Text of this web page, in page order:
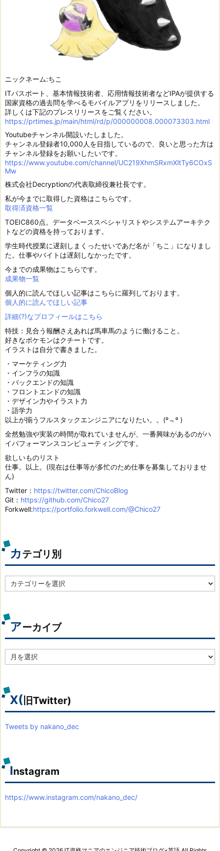
ニックネーム:ちこ
ITパスポート、基本情報技術者、応用情報技術者などIPAが提供する
国家資格の過去問を学べるモバイルアプリをリリースしました。
詳しくは下記のプレスリリースをご覧ください。
https://prtimes.jp/main/html/rd/p/000000008.000073303.html
Youtubeチャンネル開設いたしました。
チャンネル登録者10,000人を目指しているので、良いと思った方は
チャンネル登録をお願いしたいです。
https://www.youtube.com/channel/UC219XhmSRxmXltTy6COxS
Mw
株式会社Decryptionの代表取締役兼社長です。
私が今までに取得した資格はこちらです。
取得済資格一覧
TOEIC860点。データベーススペシャリストやシステムアーキテク
トなどの資格を持っております。
学生時代授業に遅刻しまくったせいであだ名が「ちこ」になりまし
た。仕事やバイトは遅刻しなかったです。
今までの成果物はこちらです。
成果物一覧
個人的に読んでほしい記事はこちらに羅列しております。
個人的に読んでほしい記事
詳細(?)なプロフィールはこちら
特技：見合う報酬さえあれば馬車馬のように働けること。
好きなポケモンはクチートです。
イラストは自分で書きました。
・マーケティング力
・インフラの知識
・バックエンドの知識
・フロントエンドの知識
・デザイン力やイラスト力
・語学力
以上が揃うフルスタックエンジニアになりたい。。(º﹃º )
全然勉強や実装の時間が取れていませんが、一番興味があるのがハ
イパフォーマンスコンピューティングです。
欲しいものリスト
仕事。以上。(現在は仕事等が多忙のため仕事を募集しておりませ
ん)
Twitter： https://twitter.com/ChicoBlog
Git： https://github.com/Chico27
Forkwell:https://portfolio.forkwell.com/@Chico27
カテゴリ別
テ
別
アーカイブ
ー
ブ
X( 旧Twitter)
Tweets by nakano_dec
Instagram
https://www.instagram.com/nakano_dec/